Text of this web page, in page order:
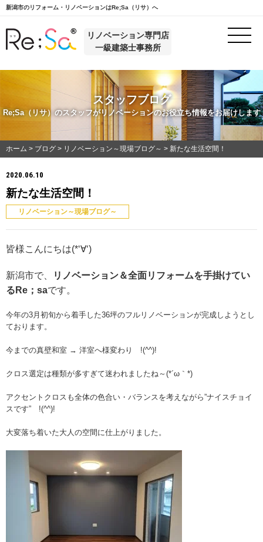
新潟市のリフォーム・リノベーションはRe;Sa（リサ）へ
リノベーション専門店
一級建築士事務所
スタッフブログ
Re;Sa（リサ）のスタッフがリノベーションのお役立ち情報をお届けします
ホーム > ブログ > リノベーション～現場ブログ～ > 新たな生活空間！
2020.06.10
新たな生活空間！
リノベーション～現場ブログ～
皆様こんにちは(*‘∀‘)
新潟市で、
リノベーション＆全面リフォームを手掛けてい
るRe；saです。
今年の3月初旬から着手した36坪のフルリノベーションが完成しようとし
ております。
今までの真壁和室 → 洋室へ様変わり !(^^)!
クロス選定は種類が多すぎて迷われましたね～(*´ω｀*)
アクセントクロスも全体の色合い・バランスを考えながら”ナイスチョイ
スです” !(^^)!
大変落ち着いた大人の空間に仕上がりました。